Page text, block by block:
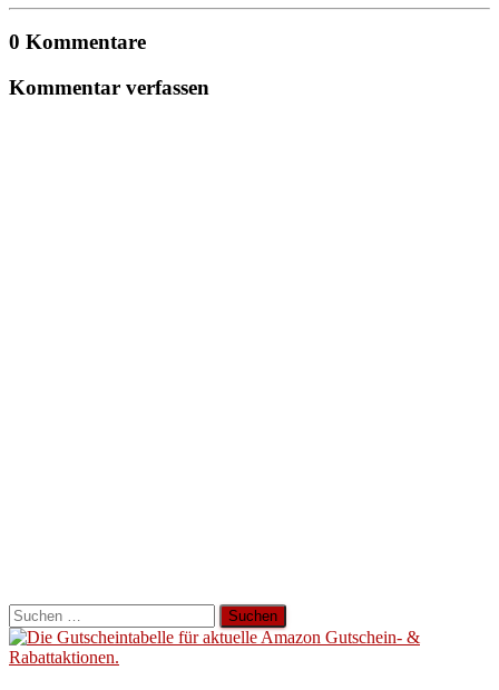
0 Kommentare
Kommentar verfassen
Suchen
nach: